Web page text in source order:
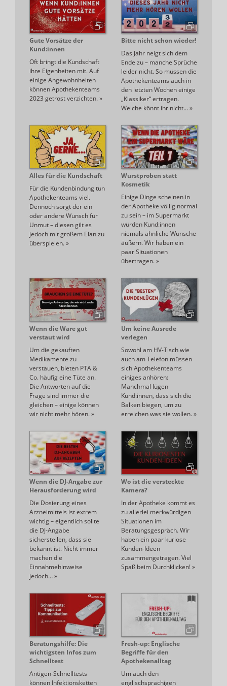
Gute Vorsätze der
Kund:innen
Oft bringt die Kundschaft
ihre Eigenheiten mit. Auf
einige Angewohnheiten
können Apothekenteams
2023 getrost verzichten.»
Bitte nicht schon wieder!
Das Jahr neigt sich dem
Ende zu – manche Sprüche
leider nicht. So müssen die
Apothekenteams auch in
den letzten Wochen einige
„Klassiker“ ertragen.
Welche könnt ihr nicht…»
Alles für die Kundschaft
Für die Kundenbindung tun
Apothekenteams viel.
Dennoch sorgt der ein
oder andere Wunsch für
Unmut – diesen gilt es
jedoch mit großem Elan zu
überspielen.»
Wurstproben statt
Kosmetik
Einige Dinge scheinen in
der Apotheke völlig normal
zu sein – im Supermarkt
würden Kund:innen
niemals ähnliche Wünsche
äußern. Wir haben ein
paar Situationen
übertragen.»
Wenn die Ware gut
verstaut wird
Um die gekauften
Medikamente zu
verstauen, bieten PTA &
Co. häufig eine Tüte an.
Die Antworten auf die
Frage sind immer die
gleichen – einige können
wir nicht mehr hören.»
Um keine Ausrede
verlegen
Sowohl am HV-Tisch wie
auch am Telefon müssen
sich Apothekenteams
einiges anhören:
Manchmal lügen
Kund:innen, dass sich die
Balken biegen, um zu
erreichen was sie wollen.»
Wenn die DJ-Angabe zur
Herausforderung wird
Die Dosierung eines
Arzneimittels ist extrem
wichtig – eigentlich sollte
die DJ-Angabe
sicherstellen, dass sie
bekannt ist. Nicht immer
machen die
Einnahmehinweise
jedoch…»
Wo ist die versteckte
Kamera?
In der Apotheke kommt es
zu allerlei merkwürdigen
Situationen im
Beratungsgespräch. Wir
haben ein paar kuriose
Kunden-Ideen
zusammengetragen. Viel
Spaß beim Durchklicken!»
Beratungshilfe: Die
wichtigsten Infos zum
Schnelltest
Antigen-Schnelltests
können Infektionsketten
Fresh-up: Englische
Begriffe für den
Apothekenalltag
Um auch den
englischsprachigen